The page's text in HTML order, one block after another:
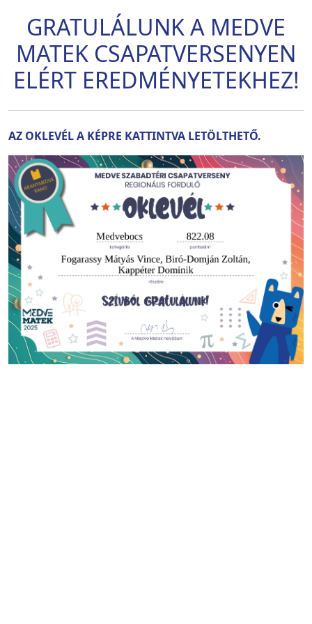
GRATULÁLUNK A MEDVE
MATEK CSAPATVERSENYEN
ELÉRT EREDMÉNYETEKHEZ!
AZ OKLEVÉL A KÉPRE KATTINTVA LETÖLTHETŐ.